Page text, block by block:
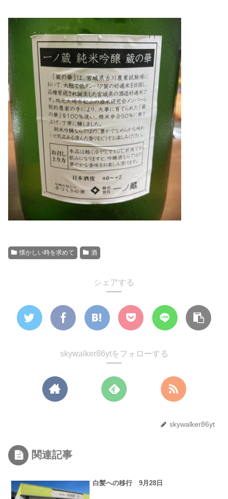
懐かしい時を求めて 酒
シェアする
skywalker86ytをフォローする
skywalker86yt
関連記事
白髪への移行 9月28日